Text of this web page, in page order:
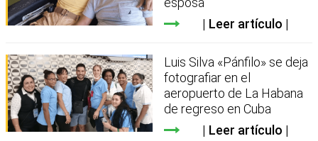
Leer artículo
Luis Silva «Pánfilo» se deja
fotografiar en el
aeropuerto de La Habana
de regreso en Cuba
Leer artículo